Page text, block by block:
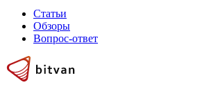
Статьи
Обзоры
Вопрос-ответ